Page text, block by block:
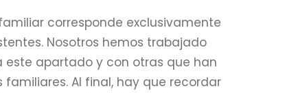
corresponde exclusivamente
Nosotros hemos trabajado
apartado y con otras que han
Al final, hay que recordar